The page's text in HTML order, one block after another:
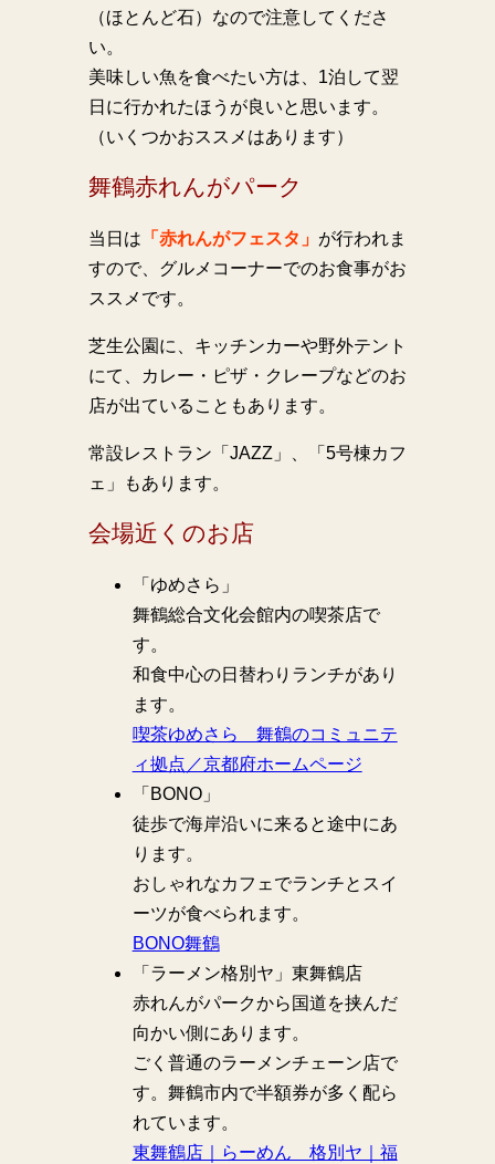
（ほとんど石）なので注意してくださ
い。
美味しい魚を食べたい方は、1泊して翌
日に行かれたほうが良いと思います。
（いくつかおススメはあります）
舞鶴赤れんがパーク
当日は 「赤れんがフェスタ」 が行われま
すので、グルメコーナーでのお食事がお
ススメです。
芝生公園に、キッチンカーや野外テント
にて、カレー・ピザ・クレープなどのお
店が出ていることもあります。
常設レストラン「JAZZ」、「5号棟カフ
ェ」もあります。
会場近くのお店
「ゆめさら」
舞鶴総合文化会館内の喫茶店で
す。
和食中心の日替わりランチがあり
ます。
喫茶ゆめさら 舞鶴のコミュニテ
ィ拠点／京都府ホームページ
「BONO」
徒歩で海岸沿いに来ると途中にあ
ります。
おしゃれなカフェでランチとスイ
ーツが食べられます。
BONO舞鶴
「ラーメン格別ヤ」東舞鶴店
赤れんがパークから国道を挟んだ
向かい側にあります。
ごく普通のラーメンチェーン店で
す。舞鶴市内で半額券が多く配ら
れています。
東舞鶴店｜らーめん 格別ヤ｜福